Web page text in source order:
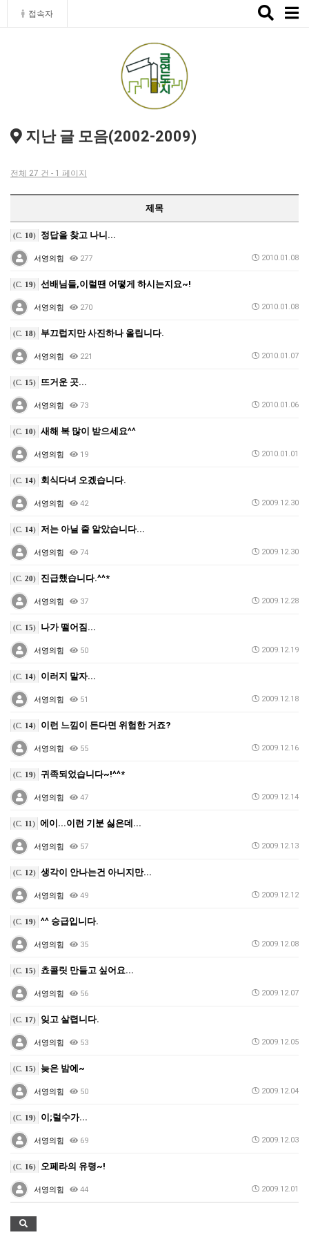
접속자
Toggle
지난 글 모음(2002-2009)
전체 27 건 - 1 페이지
제목
(C. 10) 정답을 찾고 나니...
서영의힘 277 2010.01.08
(C. 19) 선배님들,이럴땐 어떻게 하시는지요~!
서영의힘 270 2010.01.08
(C. 18) 부끄럽지만 사진하나 올립니다.
서영의힘 221 2010.01.07
(C. 15) 뜨거운 곳...
서영의힘 73 2010.01.06
(C. 10) 새해 복 많이 받으세요^^
서영의힘 19 2010.01.01
(C. 14) 회식다녀 오겠습니다.
서영의힘 42 2009.12.30
(C. 14) 저는 아닐 줄 알았습니다...
서영의힘 74 2009.12.30
(C. 20) 진급했습니다.^^*
서영의힘 37 2009.12.28
(C. 15) 나가 떨어짐...
서영의힘 50 2009.12.19
(C. 14) 이러지 말자...
서영의힘 51 2009.12.18
(C. 14) 이런 느낌이 든다면 위험한 거죠?
서영의힘 55 2009.12.16
(C. 19) 귀족되었습니다~!^^*
서영의힘 47 2009.12.14
(C. 11) 에이...이런 기분 싫은데...
서영의힘 57 2009.12.13
(C. 12) 생각이 안나는건 아니지만...
서영의힘 49 2009.12.12
(C. 19) ^^ 승급입니다.
서영의힘 35 2009.12.08
(C. 15) 쵸콜릿 만들고 싶어요...
서영의힘 56 2009.12.07
(C. 17) 잊고 살렵니다.
서영의힘 53 2009.12.05
(C. 15) 늦은 밤에~
서영의힘 50 2009.12.04
(C. 19) 이;럴수가...
서영의힘 69 2009.12.03
(C. 16) 오페라의 유령~!
서영의힘 44 2009.12.01